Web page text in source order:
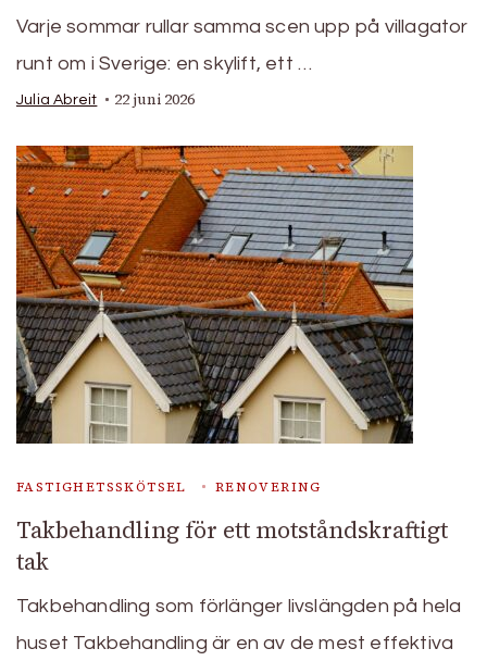
Varje sommar rullar samma scen upp på villagator
runt om i Sverige: en skylift, ett …
Julia Abreit 22 juni 2026
FASTIGHETSSKÖTSEL RENOVERING
Takbehandling för ett motståndskraftigt
tak
Takbehandling som förlänger livslängden på hela
huset Takbehandling är en av de mest effektiva